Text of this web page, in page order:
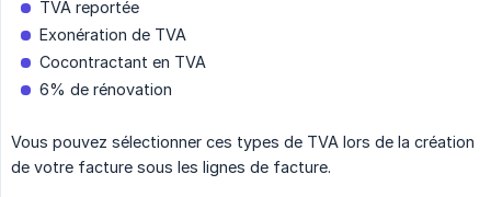
TVA reportée
Exonération de TVA
Cocontractant en TVA
6% de rénovation
Vous pouvez sélectionner ces types de TVA lors de la création
de votre facture sous les lignes de facture.